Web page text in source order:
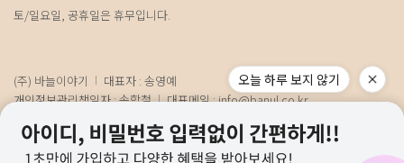
토/일요일, 공휴일은 휴무입니다.
(주) 바늘이야기
대표자 : 송영예
개인정보관리책임자 : 송학철
대표메일 :info@banul.co.kr
대문구 연희로11가길 15 (물류) 경기도 파주시 성동로 19-17
사업자번호 : 674-88-00100[사업자정보확인]
오늘 하루 보지 않기